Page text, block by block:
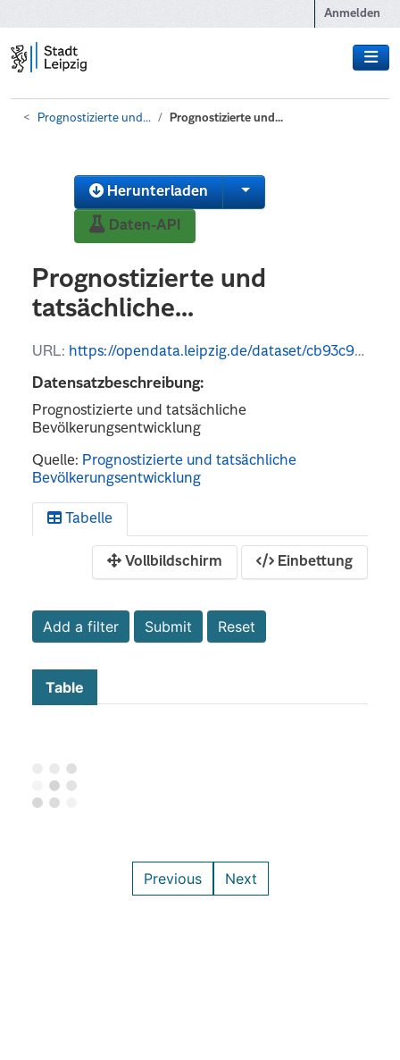
Anmelden
Prognostizierte und... Prognostizierte und...
Herunterladen
Daten-API
Prognostizierte und
tatsächliche...
URL: https://opendata.leipzig.de/dataset/cb93c96e-1532-4b0e-ad43-c79e70833a56/resource/b2413399-49b7-4b91-bf08-e2f8d682157f/download/bevolkerungsentwicklung.csv
Datensatzbeschreibung:
Prognostizierte und tatsächliche
Bevölkerungsentwicklung
Quelle: Prognostizierte und tatsächliche
Bevölkerungsentwicklung
Tabelle
Vollbildschirm Einbettung